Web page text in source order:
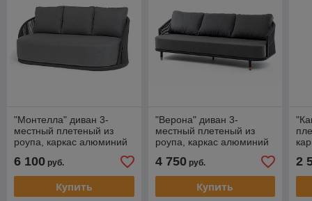
"Монтелла" диван 3-
местный плетеный из
роупа, каркас алюминий
темно-серый (RAL7024)
муар, роуп темно-серый
6 100 руб.
Купить
"Верона" диван 3-
местный плетеный из
роупа, каркас алюминий
темно-серый (RAL7024)
муар, роуп темно-серый
4 750руб.
Купить
2